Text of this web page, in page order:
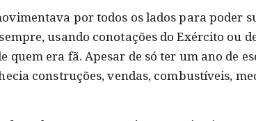
por todos os lados para poder
usando conotações do Exército ou
quem era fã. Apesar de só ter um ano de
construções, vendas, combustíveis,